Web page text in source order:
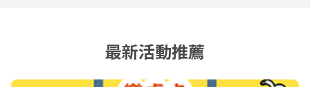
最新活動推薦